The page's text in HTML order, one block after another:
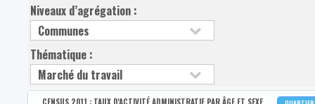
Niveaux d’agrégation :
Thématique :